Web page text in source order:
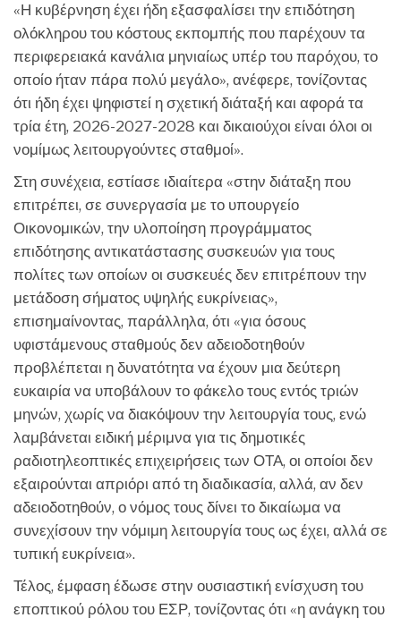
«Η κυβέρνηση έχει ήδη εξασφαλίσει την επιδότηση
ολόκληρου του κόστους εκπομπής που παρέχουν τα
περιφερειακά κανάλια μηνιαίως υπέρ του παρόχου, το
οποίο ήταν πάρα πολύ μεγάλο», ανέφερε, τονίζοντας
ότι ήδη έχει ψηφιστεί η σχετική διάταξή και αφορά τα
τρία έτη, 2026-2027-2028 και δικαιούχοι είναι όλοι οι
νομίμως λειτουργούντες σταθμοί».
Στη συνέχεια, εστίασε ιδιαίτερα «στην διάταξη που
επιτρέπει, σε συνεργασία με το υπουργείο
Οικονομικών, την υλοποίηση προγράμματος
επιδότησης αντικατάστασης συσκευών για τους
πολίτες των οποίων οι συσκευές δεν επιτρέπουν την
μετάδοση σήματος υψηλής ευκρίνειας»,
επισημαίνοντας, παράλληλα, ότι «για όσους
υφιστάμενους σταθμούς δεν αδειοδοτηθούν
προβλέπεται η δυνατότητα να έχουν μια δεύτερη
ευκαιρία να υποβάλουν το φάκελο τους εντός τριών
μηνών, χωρίς να διακόψουν την λειτουργία τους, ενώ
λαμβάνεται ειδική μέριμνα για τις δημοτικές
ραδιοτηλεοπτικές επιχειρήσεις των ΟΤΑ, οι οποίοι δεν
εξαιρούνται απριόρι από τη διαδικασία, αλλά, αν δεν
αδειοδοτηθούν, ο νόμος τους δίνει το δικαίωμα να
συνεχίσουν την νόμιμη λειτουργία τους ως έχει, αλλά σε
τυπική ευκρίνεια».
Τέλος, έμφαση έδωσε στην ουσιαστική ενίσχυση του
εποπτικού ρόλου του ΕΣΡ, τονίζοντας ότι «η ανάγκη του